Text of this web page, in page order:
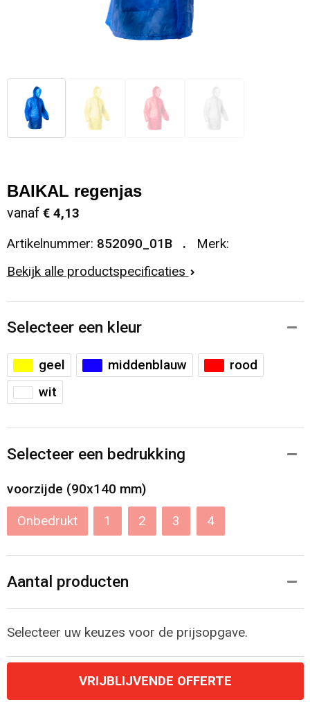
BAIKAL regenjas
vanaf € 4,13
Artikelnummer: 852090_01B
Merk:
Bekijk alle productspecificaties
Selecteer een kleur
geel middenblauw
rood
wit
Selecteer een bedrukking
voorzijde (90x140 mm)
Onbedrukt 1 2 3 4
Aantal producten
Selecteer uw keuzes voor de prijsopgave.
VRIJBLIJVENDE OFFERTE